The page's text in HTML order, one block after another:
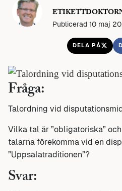
Publicerad 10 maj
DELA PÅ
Fråga:
Talordning vid
Vilka tal är ”obligatoriska”
talarna förekomma vid en
”Uppsalatraditionen”?
Svar: